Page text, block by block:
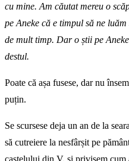
cu mine. Am căutat mereu o
pe Aneke că e timpul să ne
de mult timp. Dar o știi pe Aneke
destul.
Poate că așa fusese, dar nu
puțin.
Se scursese deja un an de la
să cutreiere la nesfârșit pe
castelului din V. și privisem cum